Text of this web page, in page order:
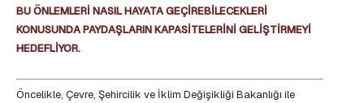
BU ÖNLEMLERİ NASIL HAYATA GEÇİREBİLECEKLERİ
KONUSUNDA PAYDAŞLARIN KAPASİTELERİNİ GELİŞTİRMEYİ
HEDEFLİYOR.
Öncelikle, Çevre, Şehircilik ve İklim Değişikliği Bakanlığı ile